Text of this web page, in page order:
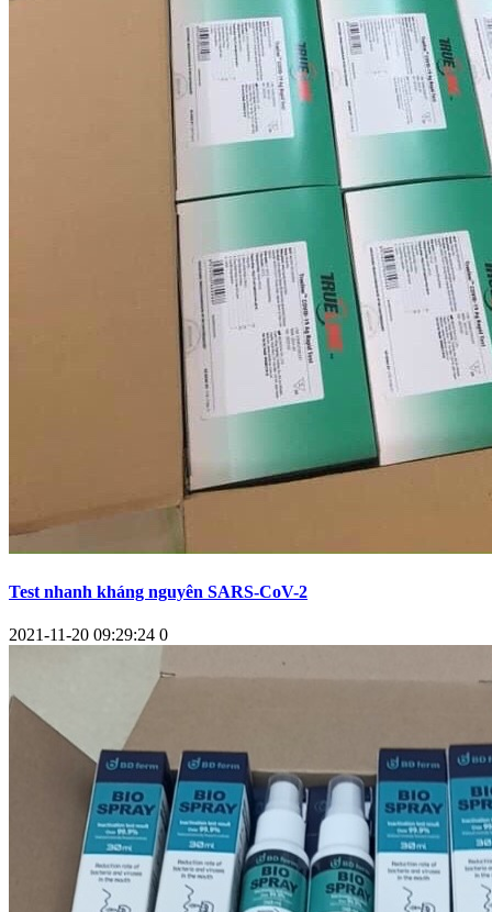
Test nhanh kháng nguyên SARS-CoV-2
2021-11-20 09:29:24 0